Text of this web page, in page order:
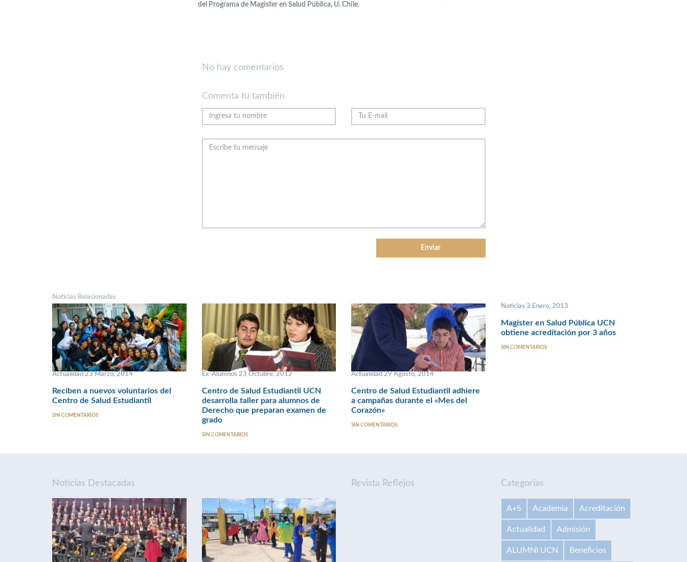
del Programa de Magister en Salud Pública, U. Chile.
No hay comentarios
Comenta tu también
Noticias Relacionadas
Actualidad 23 Marzo, 2014
Reciben a nuevos voluntarios del
Centro de Salud Estudiantil
SIN COMENTARIOS
Ex-Alumnos 23 Octubre, 2012
Centro de Salud Estudiantil UCN
desarrolla taller para alumnos de
Derecho que preparan examen de
grado
SIN COMENTARIOS
Actualidad 29 Agosto, 2014
Centro de Salud Estudiantil adhiere
a campañas durante el «Mes del
Corazón»
SIN COMENTARIOS
Noticias 2 Enero, 2013
Magíster en Salud Pública UCN
obtiene acreditación por 3 años
SIN COMENTARIOS
Noticias Destacadas Revista Reflejos Categorías
A+S Academia Acreditación
Actualidad Admisión
ALUMNI UCN Beneficios